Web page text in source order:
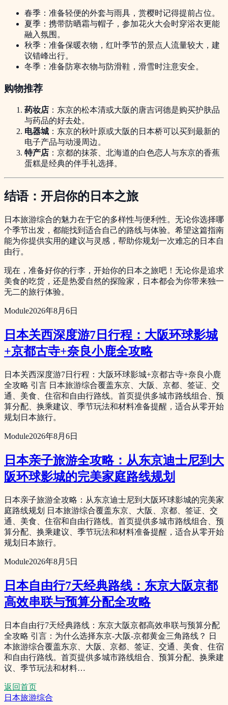
春季：准备轻便的外套与雨具，赏樱时记得提前占位。
夏季：携带防晒霜与帽子，参加花火大会时穿浴衣更能
融入氛围。
秋季：准备保暖衣物，红叶季节的景点人流量较大，建
议错峰出行。
冬季：准备防寒衣物与防滑鞋，滑雪时注意安全。
购物推荐
药妆店 ：东京的松本清或大阪的唐吉诃德是购买护肤品
与药品的好去处。
电器城 ：东京的秋叶原或大阪的日本桥可以买到最新的
电子产品与动漫周边。
特产店 ：京都的抹茶、北海道的白色恋人与东京的香蕉
蛋糕是经典的伴手礼选择。
结语：开启你的日本之旅
日本旅游综合的魅力在于它的多样性与便利性。无论你选择哪
个季节出发，都能找到适合自己的路线与体验。希望这篇指南
能为你提供实用的建议与灵感，帮助你规划一次难忘的日本自
由行。
现在，准备好你的行李，开始你的日本之旅吧！无论你是追求
美食的吃货，还是热爱自然的探险家，日本都会为你带来独一
无二的旅行体验。
Module2026年8月6日
日本关西深度游7日行程：大阪环球影城
+京都古寺+奈良小鹿全攻略
日本关西深度游7日行程：大阪环球影城+京都古寺+奈良小鹿
全攻略 引言 日本旅游综合覆盖东京、大阪、京都、签证、交
通、美食、住宿和自由行路线。首页提供多城市路线组合、预
算分配、换乘建议、季节玩法和材料准备提醒，适合从零开始
规划日本旅行。
Module2026年8月6日
日本亲子旅游全攻略：从东京迪士尼到大
阪环球影城的完美家庭路线规划
日本亲子旅游全攻略：从东京迪士尼到大阪环球影城的完美家
庭路线规划 日本旅游综合覆盖东京、大阪、京都、签证、交
通、美食、住宿和自由行路线。首页提供多城市路线组合、预
算分配、换乘建议、季节玩法和材料准备提醒，适合从零开始
规划日本旅行。
Module2026年8月5日
日本自由行7天经典路线：东京大阪京都
高效串联与预算分配全攻略
日本自由行7天经典路线：东京大阪京都高效串联与预算分配
全攻略 引言：为什么选择东京-大阪-京都黄金三角路线？ 日
本旅游综合覆盖东京、大阪、京都、签证、交通、美食、住宿
和自由行路线。首页提供多城市路线组合、预算分配、换乘建
议、季节玩法和材料…
返回首页
日本旅游综合